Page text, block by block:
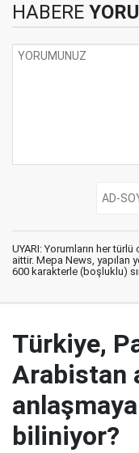
HABERE
UYARI: Yorumların her
aittir. Mepa News, yapılan
600 karakterle (boşluklu)
Türkiye,
Arabistan
biliniyor?